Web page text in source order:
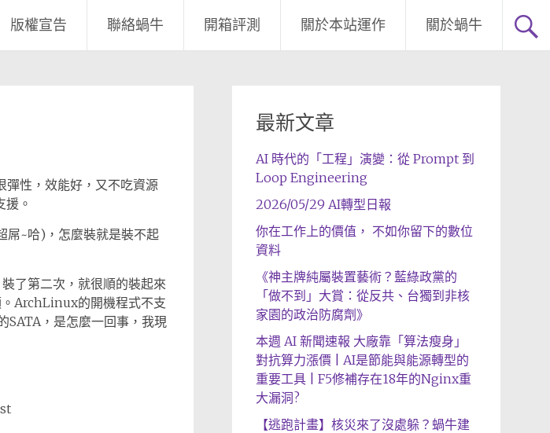
版權宣告 聯絡蝸牛 開箱評測 關於本站運作 關於蝸牛
性，效能好，又不吃資源
。
屌~哈)，怎麼裝就是裝不起
了第二次，就很順的裝起來
。ArchLinux的開機程式不支
SATA，是怎麼一回事，我現
最新文章
AI 時代的「工程」演變：從 Prompt 到
Loop Engineering
2026/05/29 AI轉型日報
你在工作上的價值， 不如你留下的數位
資料
《神主牌純屬裝置藝術？藍綠政黨的
「做不到」大賞：從反共、台獨到非核
家園的政治防腐劑》
本週 AI 新聞速報 大廠靠「算法瘦身」
對抗算力漲價 | AI是節能與能源轉型的
重要工具 | F5修補存在18年的Nginx重
大漏洞?
【逃跑計畫】核災來了沒處躲？蝸牛建